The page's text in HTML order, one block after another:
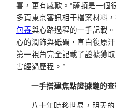
喜，更有感歎。“薩頓是一個
多頁東京審訊相干檔案材料
包養與心路過程的一手記載
心的潤飾與砥礪，直白復原
第一視角完全記載了證據獲
害經過歷程。”
一手搭建焦點證據鏈的
八十年時移世易，明天